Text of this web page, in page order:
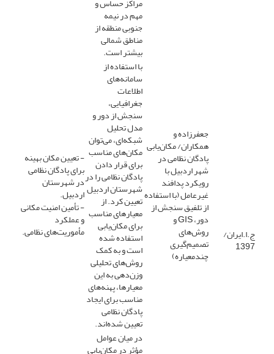
مهم در نیمه
جنوبی منطقه از
مناطق شمالی
بیشتر است.
ج.ا.ایران/
1397
جعفرزاده و
همکاران/ مکان‌یابی
پادگان نظامی در
شهر اردبیل با
رویکرد پدافند
غیرعامل (با استفاده
از تلفیق سنجش از
دور، GIS و
روش‌های
تصمیم‌گیری
چندمعیاره)
با استفاده از
سامانه‌های
اطلاعات
جغرافیایی،
سنجش از دور و
مدل تحلیل
شبکه‌ای، می‌توان
مکان‌های مناسب
برای قرار دادن
پادگان نظامی را در
شهرستان اردبیل
تعیین کرد. از
معیارهای مناسب
برای مکان‌یابی
استفاده شده
است و به کمک
روش‌های تحلیلی
وزن‌دهی به این
معیارها، پهنه‌های
مناسب برای ایجاد
پادگان نظامی
تعیین شده‌اند.
- تعیین مکان بهینه
برای پادگان نظامی
در شهرستان
اردبیل.
- تأمین امنیت مکانی
و عملکرد
مأموریت‌های نظامی.
در میان عوامل
مؤثر در مکان‌یابی